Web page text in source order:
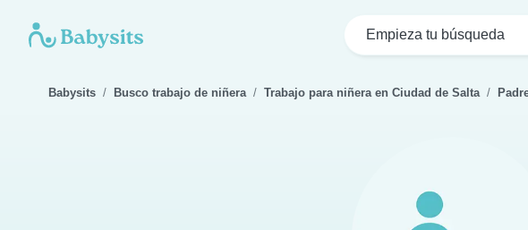
Empieza tu búsqueda
Babysits Busco trabajo de niñera Trabajo para niñera en Ciudad de Salta